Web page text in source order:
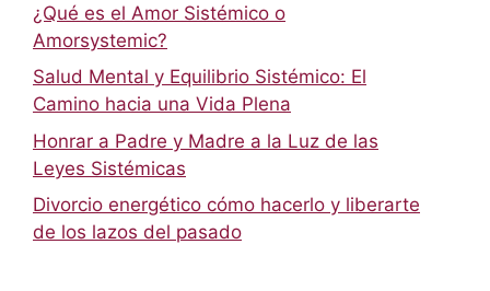
¿Qué es el Amor Sistémico o
Amorsystemic?
Salud Mental y Equilibrio Sistémico: El
Camino hacia una Vida Plena
Honrar a Padre y Madre a la Luz de las
Leyes Sistémicas
Divorcio energético cómo hacerlo y liberarte
de los lazos del pasado